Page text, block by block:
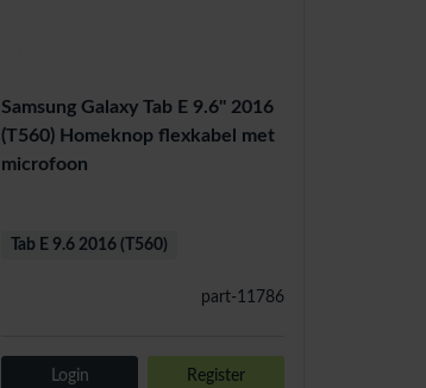
Samsung Galaxy Tab E 9.6'' 2016
(T560) Homeknop flexkabel met
microfoon
part-11786
Tab E 9.6 2016 (T560)
Login Register